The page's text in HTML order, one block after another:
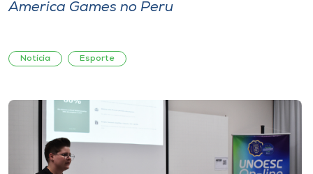
America Games no Peru
Notícia Esporte